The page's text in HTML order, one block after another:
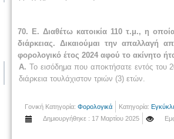
70. Ε. Διαθέτω κατοικία 110 τ.μ., η
διάρκειας. Δικαιούμαι την απαλλαγή
φορολογικό έτος 2024 αφού το ακίνητο
Α. Το εισόδημα που αποκτήσατε εντός του
διάρκεια τουλάχιστον τριών (3) ετών.
Γονική Κατηγορία: Φορολογικά Κατηγορία:
Δημιουργήθηκε : 17 Μαρτίου 2025